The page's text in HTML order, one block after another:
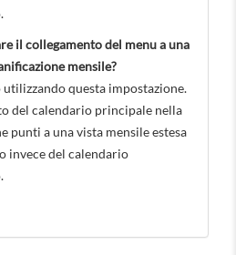
il collegamento del menu a una
mensile?
questa impostazione.
del calendario principale nella
punti a una vista mensile estesa
invece del calendario